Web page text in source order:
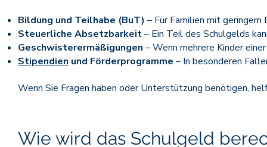
Bildung und Teilhabe (BuT) – Für Familien mit
Steuerliche Absetzbarkeit– Ein Teil des Schulgelds
Geschwisterermäßigungen – Wenn mehrere Kinder
Stipendien und Förderprogramme – In besonderen
Wenn Sie Fragen haben oder Unterstützung benötigen,
Wie wird das Schulgeld